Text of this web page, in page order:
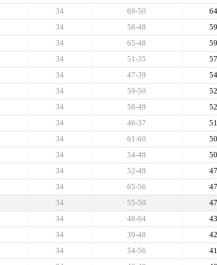
64
69-50
34
59
58-48
34
59
65-48
34
57
51-35
34
54
47-39
34
52
59-50
34
52
58-49
34
51
46-37
34
50
61-60
34
50
54-49
34
47
52-49
34
47
65-56
34
47
55-50
34
43
48-64
34
42
39-48
34
41
54-56
34